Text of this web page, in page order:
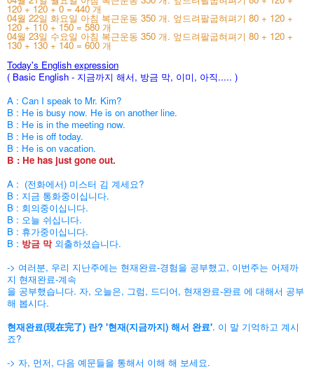
120 + 120 + 0 = 440 개
04월 22일 화요일 아침 복근운동 350 개. 엎드려팔굽혀펴기 80 + 120 +
120 + 110 + 150 = 580 개
04월 23일 수요일 아침 복근운동 350 개. 엎드려팔굽혀펴기 80 + 120 +
130 + 130 + 140 = 600 개
Today's English expression
( Basic English - 지금까지 해서, 방금 막, 이미, 아직..... )
A : Can I speak to Mr. Kim?
B : He is busy now. He is on another line.
B : He is in the meeting now.
B : He is off today.
B : He is on vacation.
B : He has just gone out.
A : (전화에서) 미스터 김 계세요?
B : 지금 통화중이십니다.
B : 회의중이십니다.
B : 오늘 쉬십니다.
B : 휴가중이십니다.
B : 방금 막 외출하셨습니다.
-> 여러분, 우리 지난주에는 현재완료-경험을 공부했고, 이번주는 어제까
지 현재완료-계속
을 공부했습니다. 자, 오늘은, 그럼, 드디어, 현재완료-완료 에 대해서 공부
해 봅시다.
현재완료(現在完了) 란? '현재(지금까지) 해서 완료'. 이 말 기억하고 계시
죠?
-> 자, 먼저, 다음 예문들을 통해서 이해 해 보세요.